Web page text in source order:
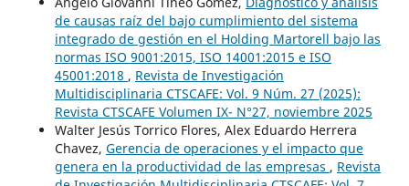
de causas raíz del bajo cumplimiento del sistema
integrado de gestión en el Holding Martorell bajo las
normas ISO 9001:2015, ISO 14001:2015 e ISO
45001:2018 , Revista de Investigación
Multidisciplinaria CTSCAFE: Vol. 9 Núm. 27 (2025):
Revista CTSCAFE Volumen IX- N°27, noviembre 2025
Walter Jesús Torrico Flores, Alex Eduardo Herrera
Chavez, Gerencia de operaciones y el impacto que
genera en la productividad de las empresas , Revista